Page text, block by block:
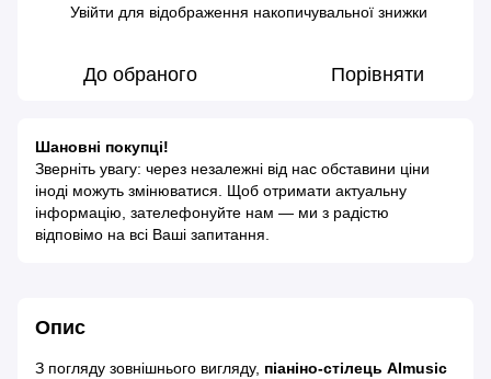
Увійти для відображення накопичувальної знижки
До обраного Порівняти
Шановні покупці!
Зверніть увагу: через незалежні від нас обставини ціни
іноді можуть змінюватися. Щоб отримати актуальну
інформацію, зателефонуйте нам — ми з радістю
відповімо на всі Ваші запитання.
Опис
З погляду зовнішнього вигляду, піаніно-стілець AImusic